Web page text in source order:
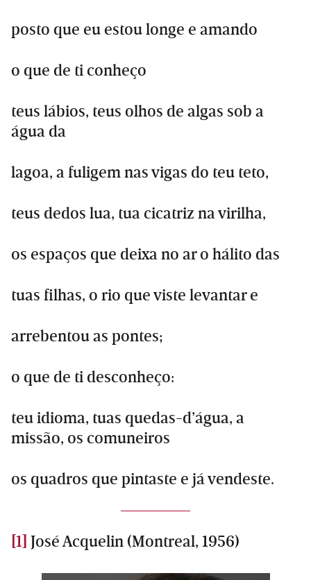
posto que eu estou longe e amando
o que de ti conheço
teus lábios, teus olhos de algas sob a
água da
lagoa, a fuligem nas vigas do teu teto,
teus dedos lua, tua cicatriz na virilha,
os espaços que deixa no ar o hálito das
tuas filhas, o rio que viste levantar e
arrebentou as pontes;
o que de ti desconheço:
teu idioma, tuas quedas-d’água, a
missão, os comuneiros
os quadros que pintaste e já vendeste.
[1] José Acquelin (Montreal, 1956)